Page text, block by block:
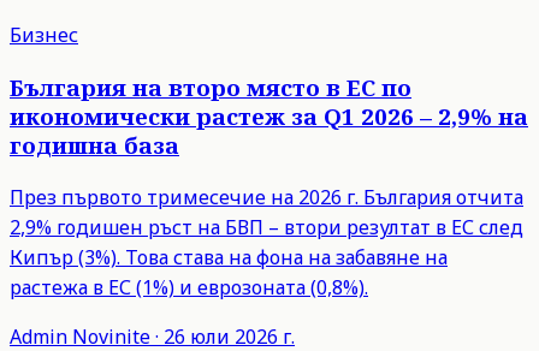
Бизнес
България на второ място в ЕС по
икономически растеж за Q1 2026 – 2,9% на
годишна база
През първото тримесечие на 2026 г. България отчита
2,9% годишен ръст на БВП – втори резултат в ЕС след
Кипър (3%). Това става на фона на забавяне на
растежа в ЕС (1%) и еврозоната (0,8%).
Admin Novinite· 26 юли 2026 г.